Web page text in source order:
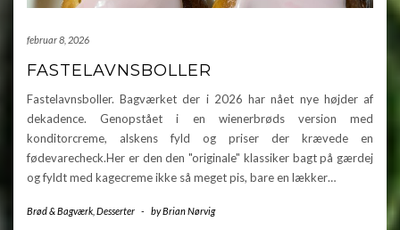
februar 8, 2026
FASTELAVNSBOLLER
Fastelavnsboller. Bagværket der i 2026 har nået nye højder af
dekadence. Genopstået i en wienerbrøds version med
konditorcreme, alskens fyld og priser der krævede en
fødevarecheck.Her er den den "originale" klassiker bagt på gærdej
og fyldt med kagecreme ikke så meget pis, bare en lækker…
Brød & Bagværk Desserter - byBrian Nørvig